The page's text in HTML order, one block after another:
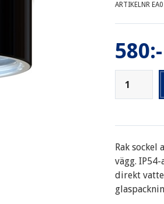
ARTIKELNR
580:-
Rak sockel
vägg.
direkt